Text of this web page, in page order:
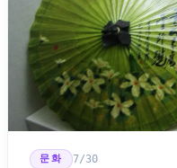
문화 7/30